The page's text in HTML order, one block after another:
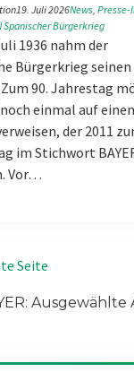
19. Juli 2026News, Presse-
Spanischer Bürgerkrieg
1936 nahm der
Bürgerkrieg seinen
90. Jahrestag
noch einmal auf einen
der 2011
im Stichwort
Vor…
Seite
Ausgewählte